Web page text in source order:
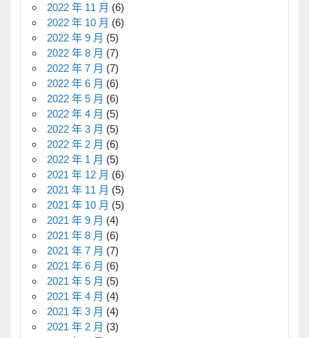
2022 年 11 月 (6)
2022 年 10 月 (6)
2022 年 9 月 (5)
2022 年 8 月 (7)
2022 年 7 月 (7)
2022 年 6 月 (6)
2022 年 5 月 (6)
2022 年 4 月 (5)
2022 年 3 月 (5)
2022 年 2 月 (6)
2022 年 1 月 (5)
2021 年 12 月 (6)
2021 年 11 月 (5)
2021 年 10 月 (5)
2021 年 9 月 (4)
2021 年 8 月 (6)
2021 年 7 月 (7)
2021 年 6 月 (6)
2021 年 5 月 (5)
2021 年 4 月 (4)
2021 年 3 月 (4)
2021 年 2 月 (3)